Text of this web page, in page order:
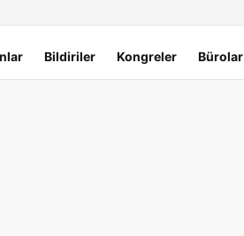
Bildiriler Kongreler Bürolar